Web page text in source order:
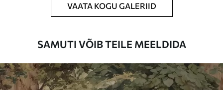
VAATA KOGU GALERIID
SAMUTI VÕIB TEILE MEELDIDA